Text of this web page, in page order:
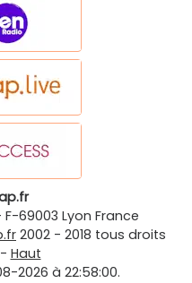
F-69003 Lyon France
2002 - 2018 tous droits
Haut
2026 à 22:58:00.